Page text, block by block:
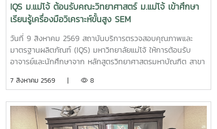
IQS ม.แม่โจ้ ต้อนรับคณะวิทยาศาสตร์ ม.แม่โจ้ เข้าศึกษา
เรียนรู้เครื่องมือวิเคราะห์ขั้นสูง SEM
วันที่ 9 สิงหาคม 2569 สถาบันบริการตรวจสอบคุณภาพและ
มาตรฐานผลิตภัณฑ์ (IQS) มหาวิทยาลัยแม่โจ้ ให้การต้อนรับ
อาจารย์และนักศึกษาจาก หลักสูตรวิทยาศาสตรมหาบัณฑิต สาขา
นวัตกรรมวัสดุ คณะวิทยาศาสตร์ มหาวิทยาลัยแม่โจ้ จำนวน 19
กล้องจุลทรรศน์อิเล็กตรอนแบบส่องกราด (Scanning Electron
Microscope: SEM) ณ ห้องปฏิบัติการของสถาบันฯการเข้า
7 สิงหาคม 2569 | 8